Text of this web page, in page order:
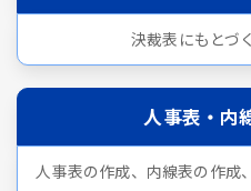
決裁表にもとづ
人事表・内
人事表の作成、内線表の作成